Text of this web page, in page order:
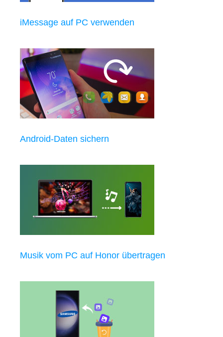
iMessage auf PC verwenden
Android-Daten sichern
Musik vom PC auf Honor übertragen